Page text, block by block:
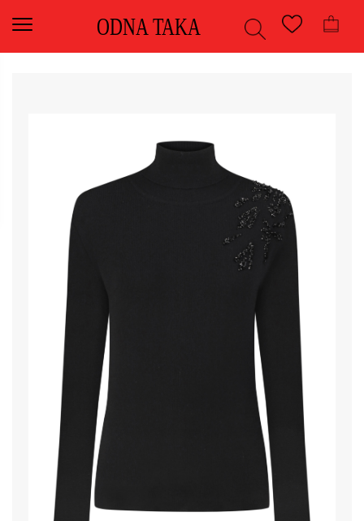
ODNA TAKA